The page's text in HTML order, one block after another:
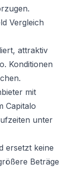
Vergleich
attraktiv
Konditionen
mit
Capitalo
unter
ersetzt keine
Beträge